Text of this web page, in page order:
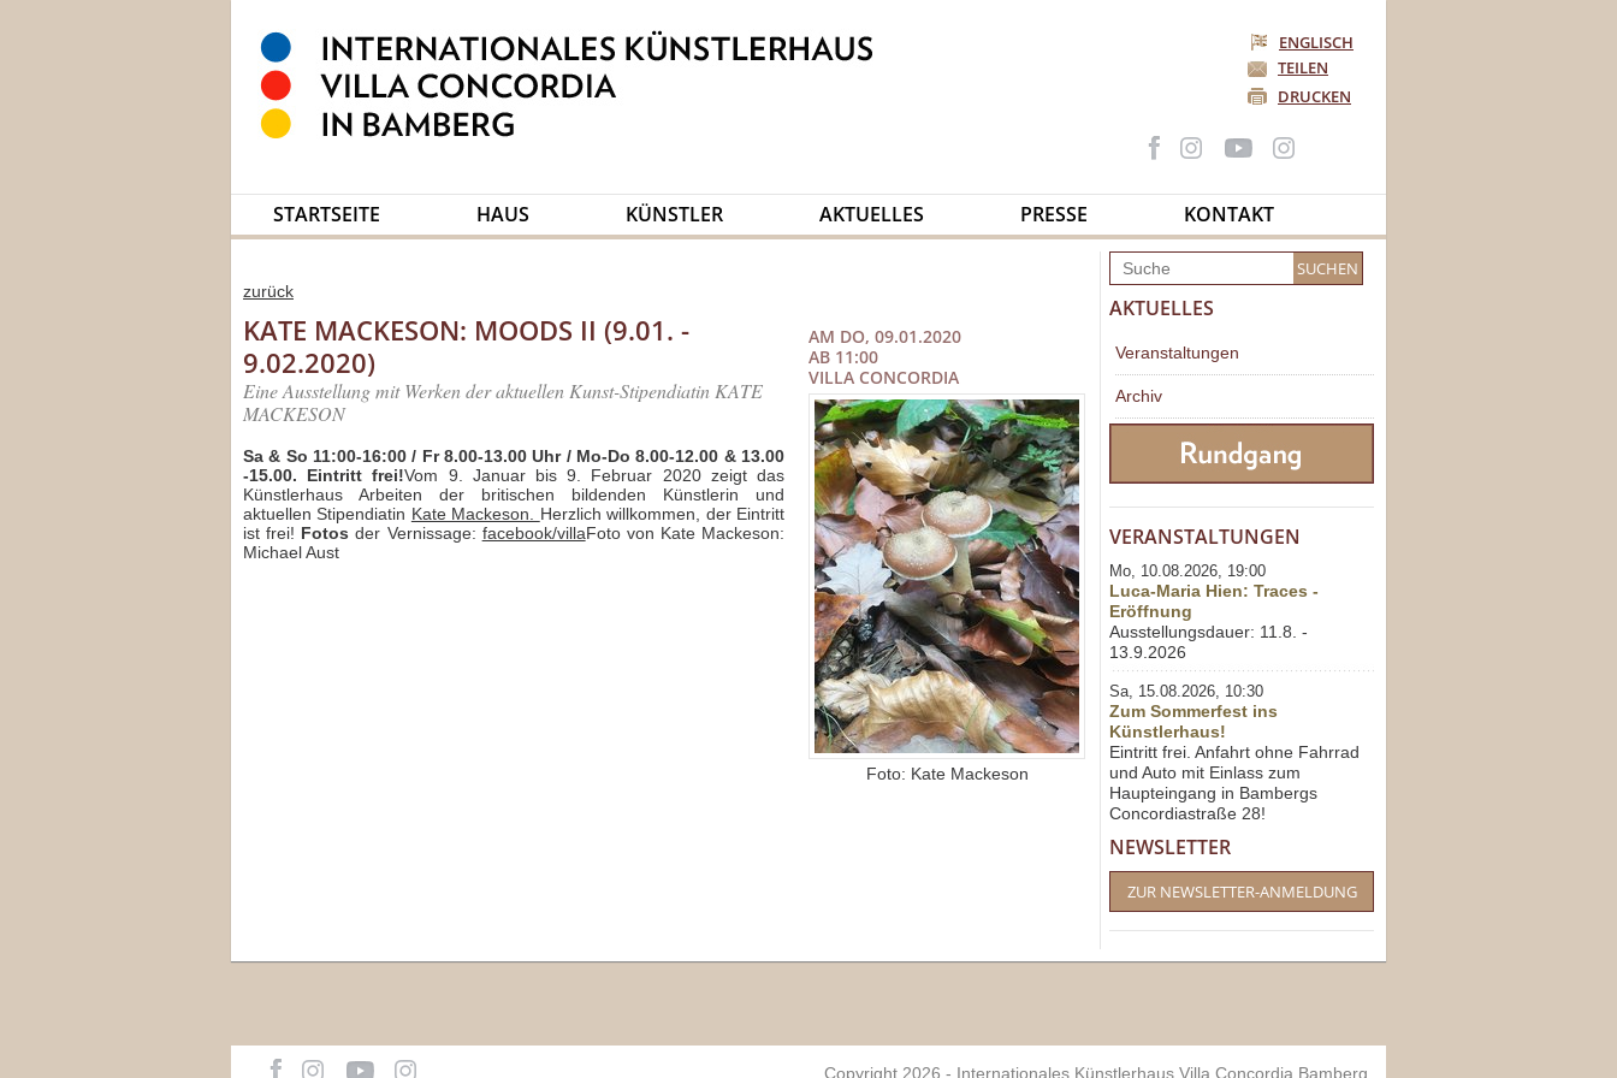
ENGLISCH
TEILEN
DRUCKEN
STARTSEITE HAUS KÜNSTLER AKTUELLES PRESSE KONTAKT
zurück
AM DO, 09.01.2020
AB 11:00
VILLA CONCORDIA
Foto: Kate Mackeson
KATE MACKESON: MOODS II (9.01. -
9.02.2020)
Eine Ausstellung mit Werken der aktuellen Kunst-Stipendiatin KATE
MACKESON
Sa & So 11:00-16:00 / Fr 8.00-13.00 Uhr / Mo-Do 8.00-12.00 & 13.00
-15.00. Eintritt frei!Vom 9. Januar bis 9. Februar 2020 zeigt das
Künstlerhaus Arbeiten der britischen bildenden Künstlerin und
aktuellen Stipendiatin Kate Mackeson. Herzlich willkommen, der Eintritt
ist frei! Fotosder Vernissage: facebook/villaFoto von Kate Mackeson:
Michael Aust
AKTUELLES
Veranstaltungen
Archiv
VERANSTALTUNGEN
Mo, 10.08.2026, 19:00
Luca-Maria Hien: Traces -
Eröffnung
Ausstellungsdauer: 11.8. -
13.9.2026
Sa, 15.08.2026, 10:30
Zum Sommerfest ins
Künstlerhaus!
Eintritt frei. Anfahrt ohne Fahrrad
und Auto mit Einlass zum
Haupteingang in Bambergs
Concordiastraße 28!
NEWSLETTER
ZUR NEWSLETTER-ANMELDUNG
Copyright 2026 - Internationales Künstlerhaus Villa Concordia Bamberg